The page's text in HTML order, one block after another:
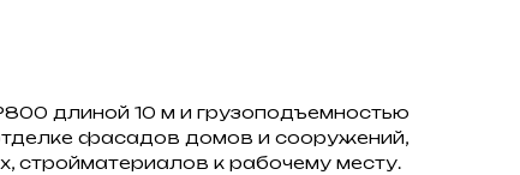
длиной 10 м и грузоподъемностью
фасадов домов и сооружений,
стройматериалов к рабочему месту.